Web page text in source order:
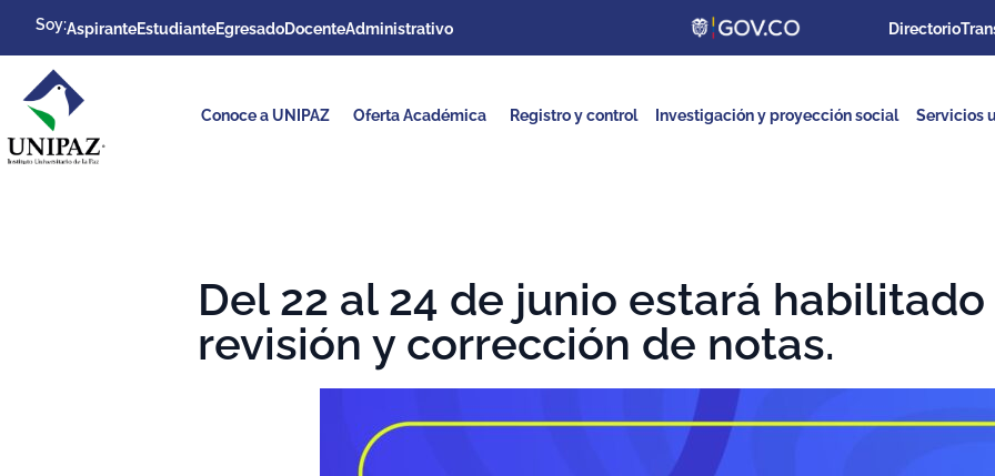
Soy:AspiranteEstudianteEgresadoDocenteAdministrativo Directorio
Conoce a UNIPAZ Oferta Académica Registro y control Investigación y proyección social Servicios
Del 22 al 24 de junio estará
revisión y corrección de notas.